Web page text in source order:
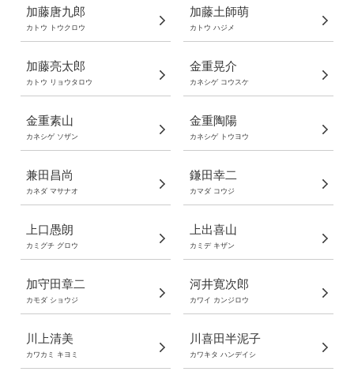
加藤唐九郎
カトウ トウクロウ
加藤土師萌
カトウ ハジメ
加藤亮太郎
カトウ リョウタロウ
金重晃介
カネシゲ コウスケ
金重素山
カネシゲ ソザン
金重陶陽
カネシゲ トウヨウ
兼田昌尚
カネダ マサナオ
鎌田幸二
カマダ コウジ
上口愚朗
カミグチ グロウ
上出喜山
カミデ キザン
加守田章二
カモダ ショウジ
河井寛次郎
カワイ カンジロウ
川上清美
カワカミ キヨミ
川喜田半泥子
カワキタ ハンデイシ